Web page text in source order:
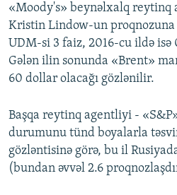
XƏBƏR BÜLLETENLƏRIMIZ
«Moody's» beynəlxalq reytinq
Kristin Lindow-un proqnozuna
UDM-si 3 faiz, 2016-cu ildə isə
Gələn ilin sonunda «Brent»
60 dollar olacağı gözlənilir.
Başqa reytinq agentliyi -
durumunu tünd boyalarla
gözləntisinə görə, bu il
(bundan əvvəl 2.6